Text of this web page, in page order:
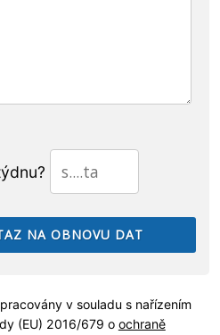
v souladu s nařízením
(EU) 2016/679 o ochraně